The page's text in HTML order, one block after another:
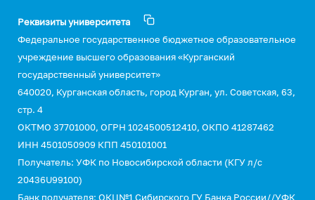
Реквизиты университета
Федеральное государственное бюджетное образовательное
учреждение высшего образования «Курганский
государственный университет»
640020, Курганская область, город Курган, ул. Советская, 63,
стр. 4
ОКТМО 37701000, ОГРН 1024500512410, ОКПО 41287462
ИНН 4501050909 КПП 450101001
Получатель: УФК по Новосибирской области (КГУ л/с
20436U99100)
Банк получателя: ОКЦ№1 Сибирского ГУ Банка России//УФК